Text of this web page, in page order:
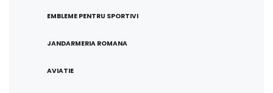
EMBLEME PENTRU SPORTIVI
JANDARMERIA ROMANA
AVIATIE